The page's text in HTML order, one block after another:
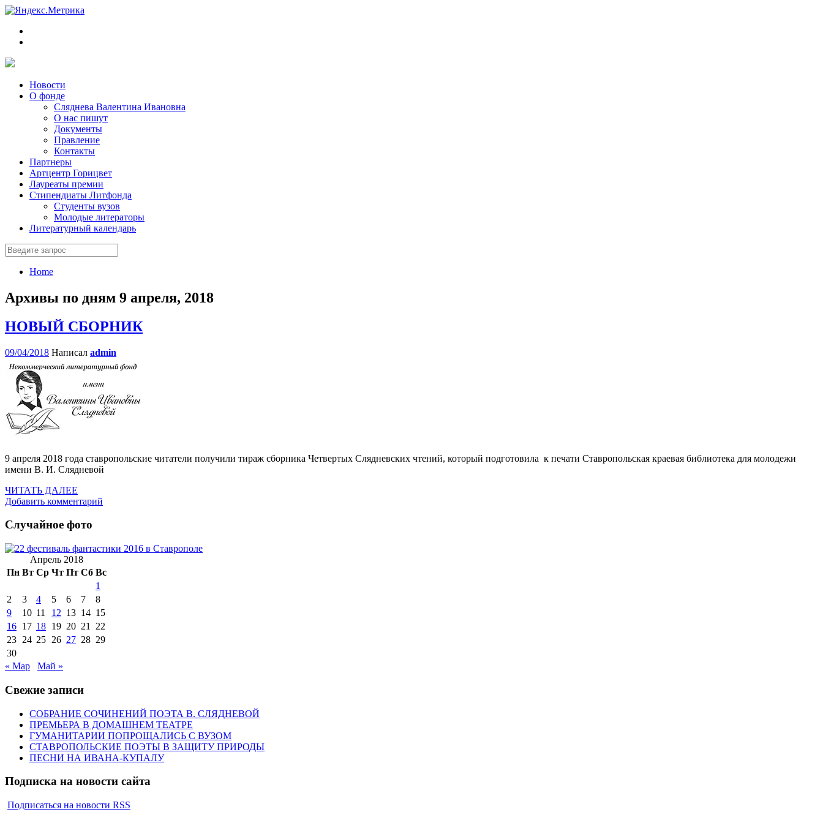
Новости
О фонде
Сляднева Валентина Ивановна
О нас пишут
Документы
Правление
Контакты
Партнеры
Артцентр Горицвет
Лауреаты премии
Стипендиаты Литфонда
Студенты вузов
Молодые литераторы
Литературный календарь
Home
Архивы по дням 9 апреля, 2018
НОВЫЙ СБОРНИК
09/04/2018 Написал admin
9 апреля 2018 года ставропольские читатели получили тираж сборника Четвертых Слядневских чтений, который подготовила к печати Ставропольская краевая библиотека для молодежи
имени В. И. Слядневой
ЧИТАТЬ ДАЛЕЕ
Добавить комментарий
Случайное фото
Апрель 2018
Пн Вт Ср Чт Пт Сб Вс
1
2
3 4 5 6 7
8
9
10 11 12 13 14 15
16 17 18 19 20 21
22
23 24 25 26 27 28 29
30
« Мар
Май »
Свежие записи
СОБРАНИЕ СОЧИНЕНИЙ ПОЭТА В. СЛЯДНЕВОЙ
ПРЕМЬЕРА В ДОМАШНЕМ ТЕАТРЕ
ГУМАНИТАРИИ ПОПРОЩАЛИСЬ С ВУЗОМ
СТАВРОПОЛЬСКИЕ ПОЭТЫ В ЗАЩИТУ ПРИРОДЫ
ПЕСНИ НА ИВАНА-КУПАЛУ
Подписка на новости сайта
Подписаться на новости RSS